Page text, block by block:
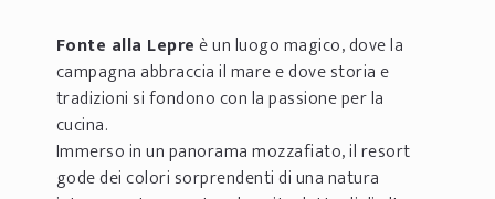
Fonte alla Lepreè un luogo magico, dove la
campagna abbraccia il mare e dove storia e
tradizioni si fondono con la passione per la
cucina.
Immerso in un panorama mozzafiato, il resort
gode dei colori sorprendenti di una natura